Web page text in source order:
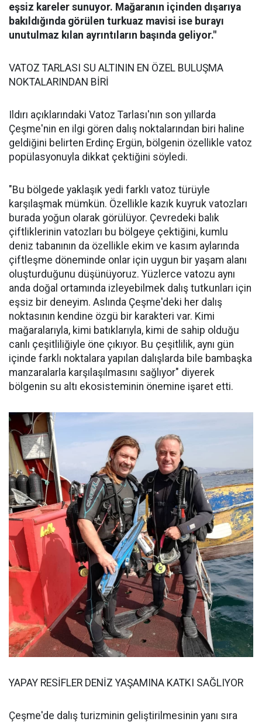
eşsiz kareler sunuyor. Mağaranın içinden dışarıya
bakıldığında görülen turkuaz mavisi ise burayı
unutulmaz kılan ayrıntıların başında geliyor."
VATOZ TARLASI SU ALTININ EN ÖZEL BULUŞMA
NOKTALARINDAN BİRİ
Ildırı açıklarındaki Vatoz Tarlası'nın son yıllarda
Çeşme'nin en ilgi gören dalış noktalarından biri haline
geldiğini belirten Erdinç Ergün, bölgenin özellikle vatoz
popülasyonuyla dikkat çektiğini söyledi.
"Bu bölgede yaklaşık yedi farklı vatoz türüyle
karşılaşmak mümkün. Özellikle kazık kuyruk vatozları
burada yoğun olarak görülüyor. Çevredeki balık
çiftliklerinin vatozları bu bölgeye çektiğini, kumlu
deniz tabanının da özellikle ekim ve kasım aylarında
çiftleşme döneminde onlar için uygun bir yaşam alanı
oluşturduğunu düşünüyoruz. Yüzlerce vatozu aynı
anda doğal ortamında izleyebilmek dalış tutkunları için
eşsiz bir deneyim. Aslında Çeşme'deki her dalış
noktasının kendine özgü bir karakteri var. Kimi
mağaralarıyla, kimi batıklarıyla, kimi de sahip olduğu
canlı çeşitliliğiyle öne çıkıyor. Bu çeşitlilik, aynı gün
içinde farklı noktalara yapılan dalışlarda bile bambaşka
manzaralarla karşılaşılmasını sağlıyor" diyerek
bölgenin su altı ekosisteminin önemine işaret etti.
YAPAY RESİFLER DENİZ YAŞAMINA KATKI SAĞLIYOR
Çeşme'de dalış turizminin geliştirilmesinin yanı sıra